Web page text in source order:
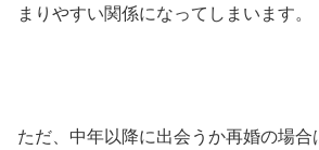
まりやすい関係になってしまいます。
ただ、中年以降に出会うか再婚の場合